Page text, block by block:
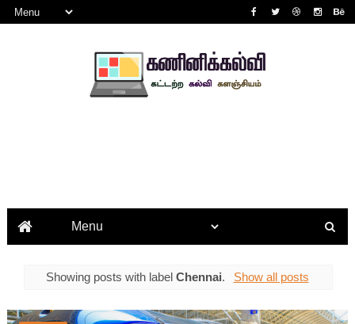
Showing posts with labelChennai. Show all posts